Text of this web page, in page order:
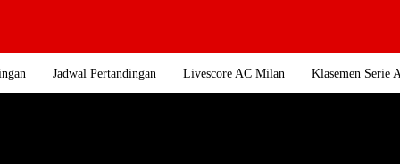
Jadwal Pertandingan Livescore AC Milan Klasemen Serie